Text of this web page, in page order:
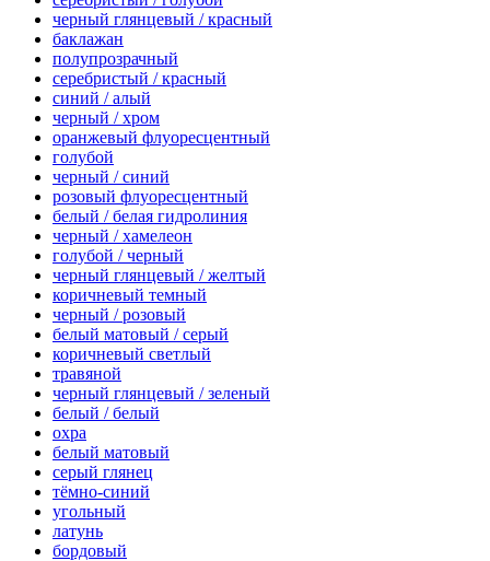
черный глянцевый / красный
баклажан
полупрозрачный
серебристый / красный
синий / алый
черный / хром
оранжевый флуоресцентный
голубой
черный / синий
розовый флуоресцентный
белый / белая гидролиния
черный / хамелеон
голубой / черный
черный глянцевый / желтый
коричневый темный
черный / розовый
белый матовый / серый
коричневый светлый
травяной
черный глянцевый / зеленый
белый / белый
охра
белый матовый
серый глянец
тёмно-синий
угольный
латунь
бордовый